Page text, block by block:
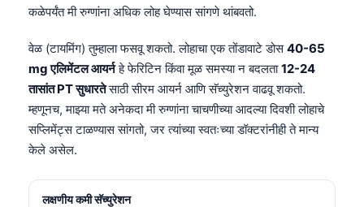
कळेपर्यंत मी रुग्णांना अधिक लोह घेण्यास सांगणे थांबवतो.
वेळ (टायमिंग) तुम्हाला फसवू शकतो. लोहाचा एक तोंडावाटे डोस40-65
mg एलिमेंटल आयर्नहे फेरिटिन किंवा मूळ समस्या न बदलता12-24
तासांत PT सुधारतेसाठी सीरम आयर्न आणि सॅच्युरेशन वाढवू शकतो.
म्हणूनच, माझ्या मते अनेकदा मी रुग्णांना चाचणीच्या आदल्या दिवशी लोहाचे
सप्लिमेंट्स टाळण्यास सांगतो, जर त्यांच्या स्वतःच्या डॉक्टरांनीही ते मान्य
केले असेल.
लक्षणीय कमी सॅच्युरेशन